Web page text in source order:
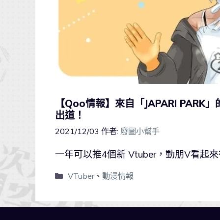
【Qoo情報】來自「JAPARI
出道！
2021/12/03 作者: 廢圖小幫手
一年可以推4個新 Vtuber，動朋V看起
VTuber、 動漫情報